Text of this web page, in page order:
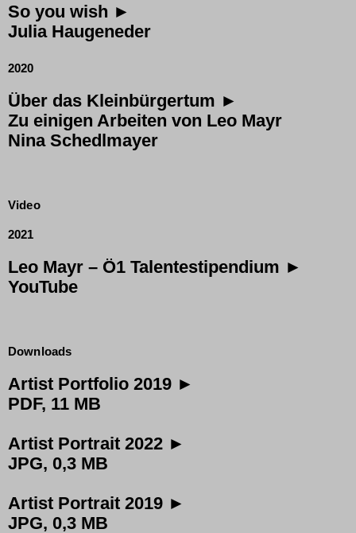
So you wish ►
Julia Haugeneder
2020
Über das Kleinbürgertum ►
Zu einigen Arbeiten von Leo Mayr
Nina Schedlmayer
Video
2021
Leo Mayr – Ö1 Talentestipendium ►
YouTube
Downloads
Artist Portfolio 2019 ►
PDF, 11 MB
Artist Portrait 2022 ►
JPG, 0,3 MB
Artist Portrait 2019 ►
JPG, 0,3 MB